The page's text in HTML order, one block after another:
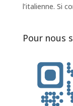
l’italienne. Si
Pour nous